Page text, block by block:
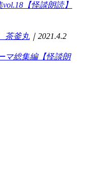
【怪談朗読】
茶釜丸 ｜2021.4.2
マ総集編【怪談朗